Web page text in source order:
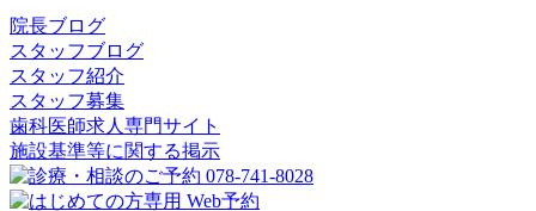
院長ブログ
スタッフブログ
スタッフ紹介
スタッフ募集
歯科医師求人専門サイト
施設基準等に関する掲示